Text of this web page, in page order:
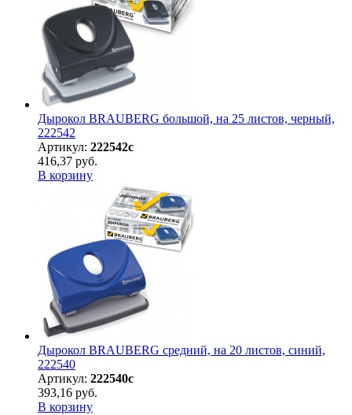
Дырокол BRAUBERG большой, на 25 листов, черный,
222542
Артикул: 222542с
416,37 руб.
В корзину
Дырокол BRAUBERG средний, на 20 листов, синий,
222540
Артикул: 222540с
393,16 руб.
В корзину